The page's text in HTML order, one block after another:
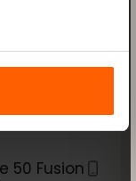
40 Pro
Edge 50
50 Fusion